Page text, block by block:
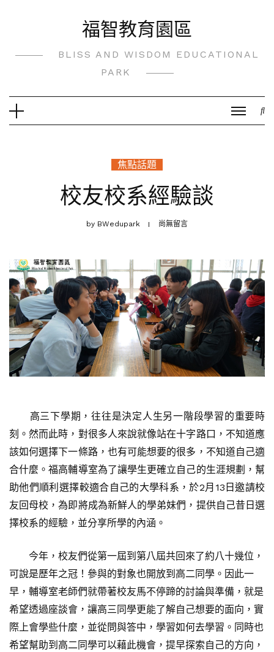
福智教育園區
BLISS AND WISDOM EDUCATIONAL
PARK
焦點話題
校友校系經驗談
by BWedupark 尚無留言
高三下學期，往往是決定人生另一階段學習的重要時
刻。然而此時，對很多人來說就像站在十字路口，不知道應
該如何選擇下一條路，也有可能想要的很多，不知道自己適
合什麼。福高輔導室為了讓學生更確立自己的生涯規劃，幫
助他們順利選擇較適合自己的大學科系，於2月13日邀請校
友回母校，為即將成為新鮮人的學弟妹們，提供自己昔日選
擇校系的經驗，並分享所學的內涵。
今年，校友們從第一屆到第八屆共回來了約八十幾位，
可說是歷年之冠！參與的對象也開放到高二同學。因此一
早，輔導室老師們就帶著校友馬不停蹄的討論與準備，就是
希望透過座談會，讓高三同學更能了解自己想要的面向，實
際上會學些什麼，並從問與答中，學習如何去學習。同時也
希望幫助到高二同學可以藉此機會，提早探索自己的方向，